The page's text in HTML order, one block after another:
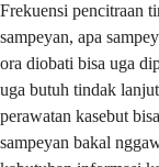
Frekuensi pencitraan
sampeyan, apa
ora diobati bisa uga
uga butuh tindak
perawatan kasebut
sampeyan bakal